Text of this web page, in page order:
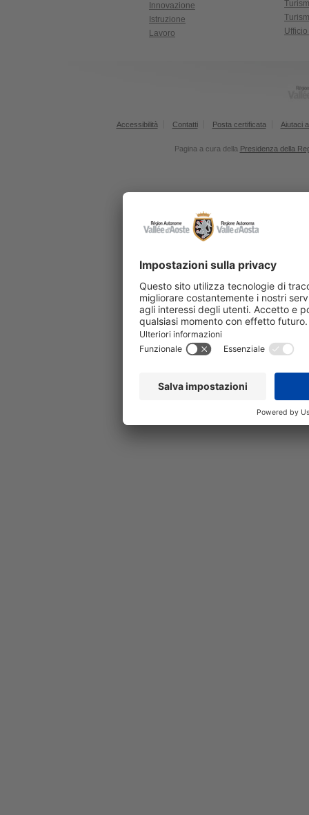
Innovazione
Istruzione
Lavoro
Accessibilità Contatti Posta certificata Aiutaci
Pagina a cura della Presidenza della